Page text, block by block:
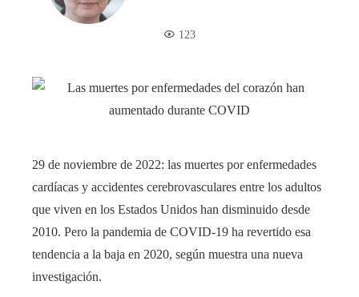
123
29 de noviembre de 2022: las muertes por enfermedades
cardíacas y accidentes cerebrovasculares entre los adultos
que viven en los Estados Unidos han disminuido desde
2010. Pero la pandemia de COVID-19 ha revertido esa
tendencia a la baja en 2020, según muestra una nueva
investigación.